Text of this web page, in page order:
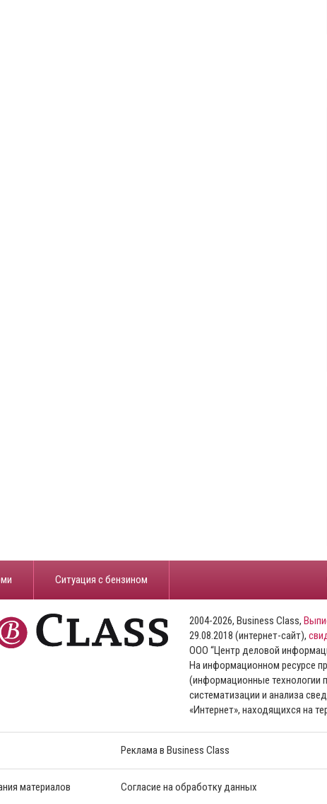
​Ситуация с бензином
2004-2026, Business Class,
29.08.2018 (интернет-сайт),
ООО “Центр деловой
На информационном ресурсе
(информационные технологии
систематизации и анализа
«Интернет», находящихся на
Реклама в Business Class
материалов Согласие на обработку данных